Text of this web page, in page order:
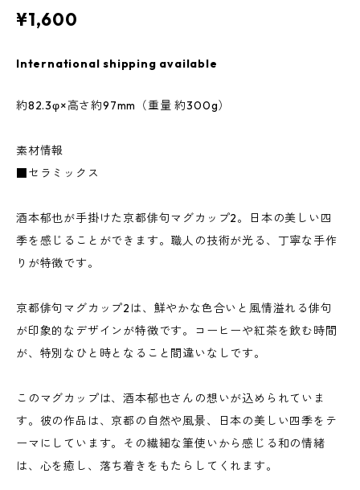
¥1,600
International shipping available
約82.3φ×高さ約97mm（重量 約300g）
素材情報
■セラミックス
酒本郁也が手掛けた京都俳句マグカップ2。日本の美しい四
季を感じることができます。職人の技術が光る、丁寧な手作
りが特徴です。
京都俳句マグカップ2は、鮮やかな色合いと風情溢れる俳句
が印象的なデザインが特徴です。コーヒーや紅茶を飲む時間
が、特別なひと時となること間違いなしです。
このマグカップは、酒本郁也さんの想いが込められていま
す。彼の作品は、京都の自然や風景、日本の美しい四季をテ
ーマにしています。その繊細な筆使いから感じる和の情緒
は、心を癒し、落ち着きをもたらしてくれます。